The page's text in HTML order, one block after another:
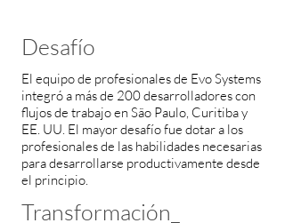
Desafío
El equipo de profesionales de Evo Systems
integró a más de 200 desarrolladores con
flujos de trabajo en São Paulo, Curitiba y
EE. UU. El mayor desafío fue dotar a los
profesionales de las habilidades necesarias
para desarrollarse productivamente desde
el principio.
Transformación_